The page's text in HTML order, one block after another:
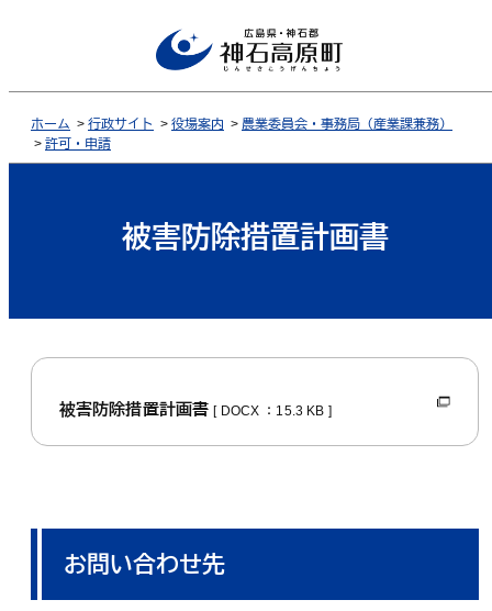
ホーム > 行政サイト > 役場案内 > 農業委員会・事務局（産業課兼務）
> 許可・申請
被害防除措置計画書
被害防除措置計画書[ DOCX ：15.3 KB ]
お問い合わせ先